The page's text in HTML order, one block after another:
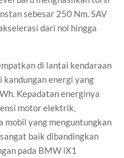
sebesar 250 Nm. SAV
dari nol hingga
di lantai kendaraan
energi yang
Kepadatan energinya
motor elektrik,
mobil yang menguntungkan
baik dibandingkan
pada BMW iX1